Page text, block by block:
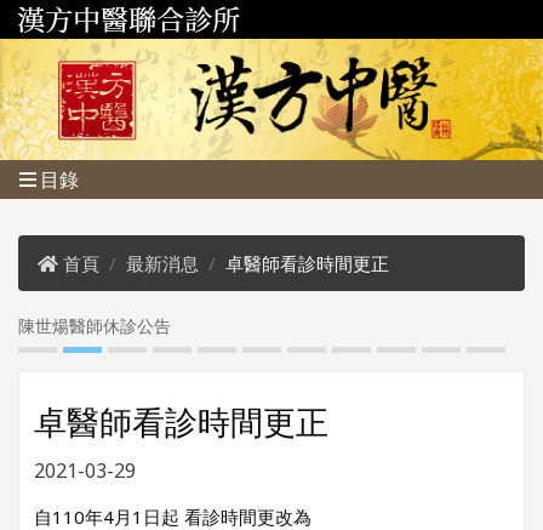
目錄
首頁 最新消息 卓醫師看診時間更正
陳世煬醫師休診公告
卓醫師看診時間更正
2021-03-29
自110年4月1日起 看診時間更改為